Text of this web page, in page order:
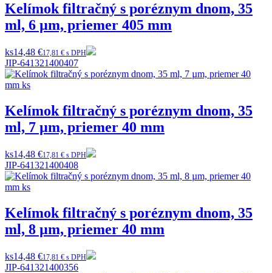
Kelímok filtračný s poréznym dnom, 35
ml, 6 µm, priemer 405 mm
ks14,48 €17,81 € s DPH
JIP-641321400407
Kelímok filtračný s poréznym dnom, 35
ml, 7 µm, priemer 40 mm
ks14,48 €17,81 € s DPH
JIP-641321400408
Kelímok filtračný s poréznym dnom, 35
ml, 8 µm, priemer 40 mm
ks14,48 €17,81 € s DPH
JIP-641321400356